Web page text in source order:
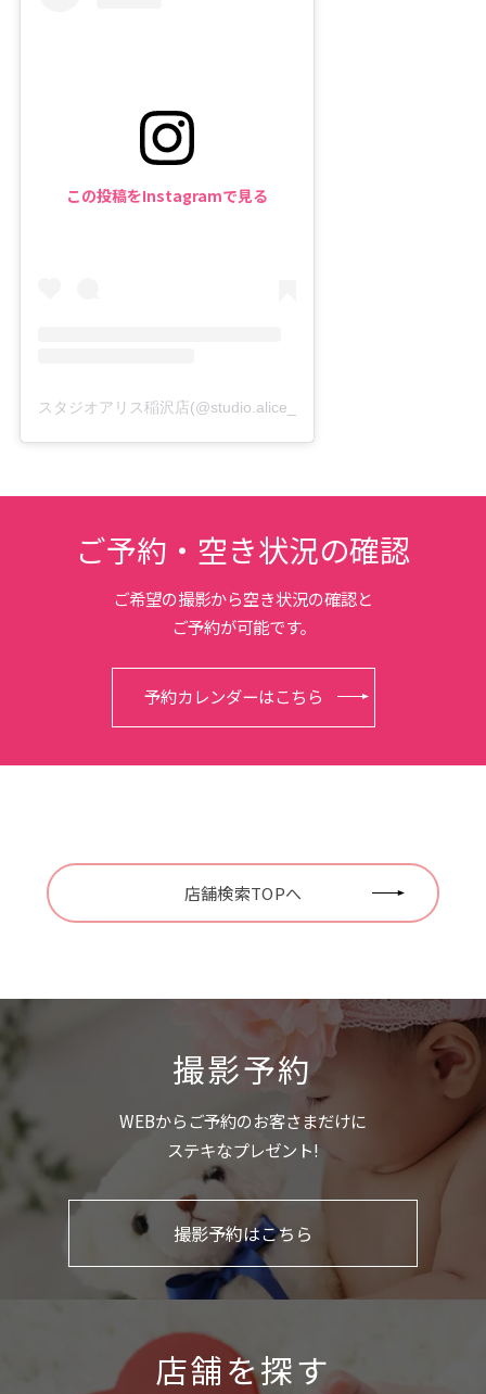
この投稿をInstagramで見る
スタジオアリス稲沢店(@studio.alice_inazawa)がシェアした投稿
ご予約・空き状況の確認
ご希望の撮影から空き状況の確認と
ご予約が可能です。
予約カレンダーはこちら
店舗検索TOPへ
撮影予約
WEBからご予約のお客さまだけに
ステキなプレゼント!
撮影予約はこちら
店舗を探す